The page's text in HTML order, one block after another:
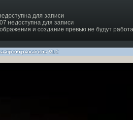
для записи
недоступна для записи
и создание превью не будут